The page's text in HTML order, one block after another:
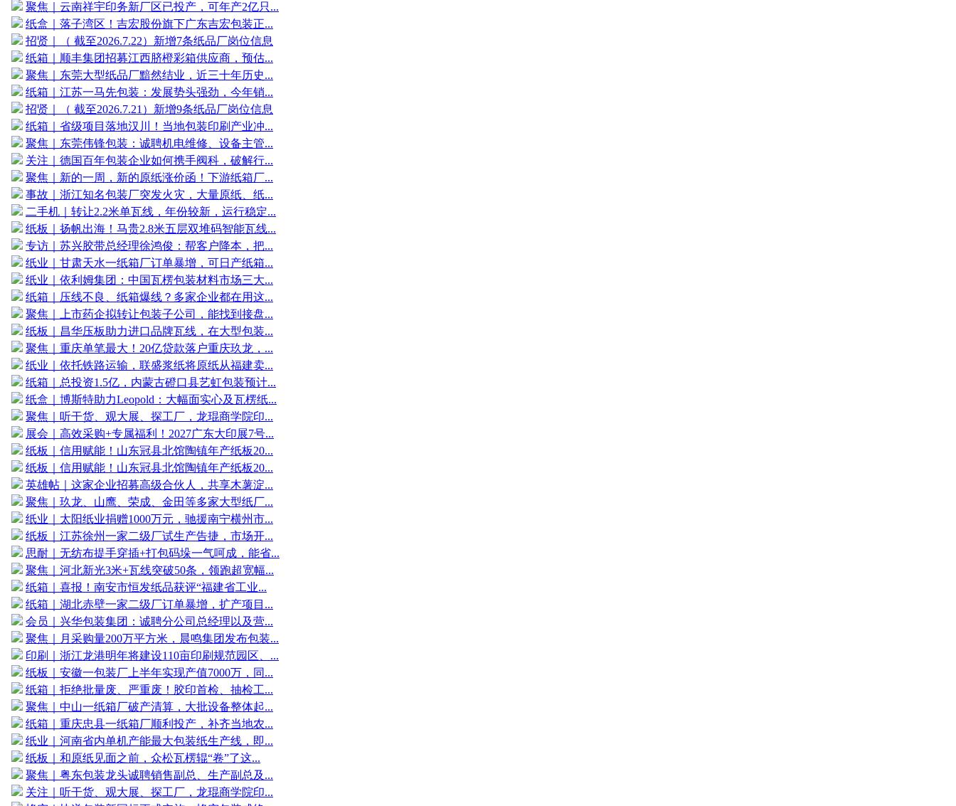
聚焦｜云南祥宇印务新厂区已投产，可年产2亿只...
纸盒｜落子湾区！吉宏股份旗下广东吉宏包装正...
招贤｜（ 截至2026.7.22）新增7条纸品厂岗位信息
纸箱｜顺丰集团招募江西脐橙彩箱供应商，预估...
聚焦｜东莞大型纸品厂黯然结业，近三十年历史...
纸箱｜江苏一马先包装：发展势头强劲，今年销...
招贤｜（ 截至2026.7.21）新增9条纸品厂岗位信息
纸箱｜省级项目落地汉川！当地包装印刷产业冲...
聚焦｜东莞伟锋包装：诚聘机电维修、设备主管...
关注｜德国百年包装企业如何携手阀科，破解行...
聚焦｜新的一周，新的原纸涨价函！下游纸箱厂...
事故｜浙江知名包装厂突发火灾，大量原纸、纸...
二手机｜转让2.2米单瓦线，年份较新，运行稳定...
纸板｜扬帆出海！马贵2.8米五层双堆码智能瓦线...
专访｜苏兴胶带总经理徐鸿俊：帮客户降本，把...
纸业｜甘肃天水一纸箱厂订单暴增，可日产纸箱...
纸业｜依利姆集团：中国瓦楞包装材料市场三大...
纸箱｜压线不良、纸箱爆线？多家企业都在用这...
聚焦｜上市药企拟转让包装子公司，能找到接盘...
纸板｜昌华压板助力进口品牌瓦线，在大型包装...
聚焦｜重庆单笔最大！20亿贷款落户重庆玖龙，...
纸业｜依托铁路运输，联盛浆纸将原纸从福建卖...
纸箱｜总投资1.5亿，内蒙古磴口县艺虹包装预计...
纸盒｜博斯特助力Leopold：大幅面实心及瓦楞纸...
聚焦｜听干货、观大展、探工厂，龙琨商学院印...
展会｜高效采购+专属福利！2027广东大印展7号...
纸板｜信用赋能！山东冠县北馆陶镇年产纸板20...
纸板｜信用赋能！山东冠县北馆陶镇年产纸板20...
英雄帖｜这家企业招募高级合伙人，共享木薯淀...
聚焦｜玖龙、山鹰、荣成、金田等多家大型纸厂...
纸业｜太阳纸业捐赠1000万元，驰援南宁横州市...
纸板｜江苏徐州一家二级厂试生产告捷，市场开...
思耐｜无纺布提手穿插+打包码垛一气呵成，能省...
聚焦｜河北新光3米+瓦线突破50条，领跑超宽幅...
纸箱｜喜报！南安市恒发纸品获评“福建省工业...
纸箱｜湖北赤壁一家二级厂订单暴增，扩产项目...
会员｜兴华包装集团：诚聘分公司总经理以及营...
聚焦｜月采购量200万平方米，晨鸣集团发布包装...
印刷｜浙江龙港明年将建设110亩印刷规范园区、...
纸板｜安徽一包装厂上半年实现产值7000万，同...
纸箱｜拒绝批量废、严重废！胶印首检、抽检工...
聚焦｜中山一纸箱厂破产清算，大批设备整体起...
纸箱｜重庆忠县一纸箱厂顺利投产，补齐当地农...
纸业｜河南省内单机产能最大包装纸生产线，即...
纸板｜和原纸见面之前，众松瓦楞辊“卷”了这...
聚焦｜粤东包装龙头诚聘销售副总、生产副总及...
关注｜听干货、观大展、探工厂，龙琨商学院印...